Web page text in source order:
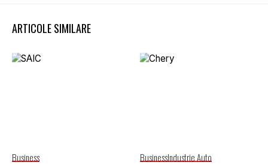
ARTICOLE SIMILARE
Business BusinessIndustrie Auto